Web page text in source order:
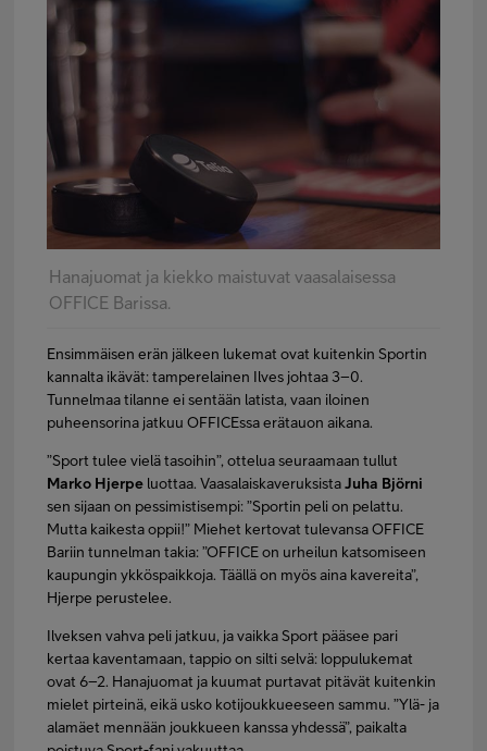
Hanajuomat ja kiekko maistuvat vaasalaisessa
OFFICE Barissa.
Ensimmäisen erän jälkeen lukemat ovat kuitenkin Sportin
kannalta ikävät: tamperelainen Ilves johtaa 3–0.
Tunnelmaa tilanne ei sentään latista, vaan iloinen
puheensorina jatkuu OFFICEssa erätauon aikana.
”Sport tulee vielä tasoihin”, ottelua seuraamaan tullut
Marko Hjerpe luottaa. VaasalaiskaveruksistaJuha Björni
sen sijaan on pessimistisempi: ”Sportin peli on pelattu.
Mutta kaikesta oppii!” Miehet kertovat tulevansa OFFICE
Bariin tunnelman takia: ”OFFICE on urheilun katsomiseen
kaupungin ykköspaikkoja. Täällä on myös aina kavereita”,
Hjerpe perustelee.
Ilveksen vahva peli jatkuu, ja vaikka Sport pääsee pari
kertaa kaventamaan, tappio on silti selvä: loppulukemat
ovat 6–2. Hanajuomat ja kuumat purtavat pitävät kuitenkin
mielet pirteinä, eikä usko kotijoukkueeseen sammu. ”Ylä- ja
alamäet mennään joukkueen kanssa yhdessä”, paikalta